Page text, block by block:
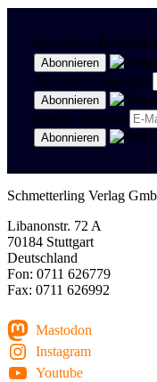
Newsletter Politik &
Newsletter Spanisch
Region Stuttgart
Schmetterling Verlag
Libanonstr. 72 A
70184 Stuttgart
Deutschland
Fon: 0711 626779
Fax: 0711 626992
Mastodon
Instagram
Youtube